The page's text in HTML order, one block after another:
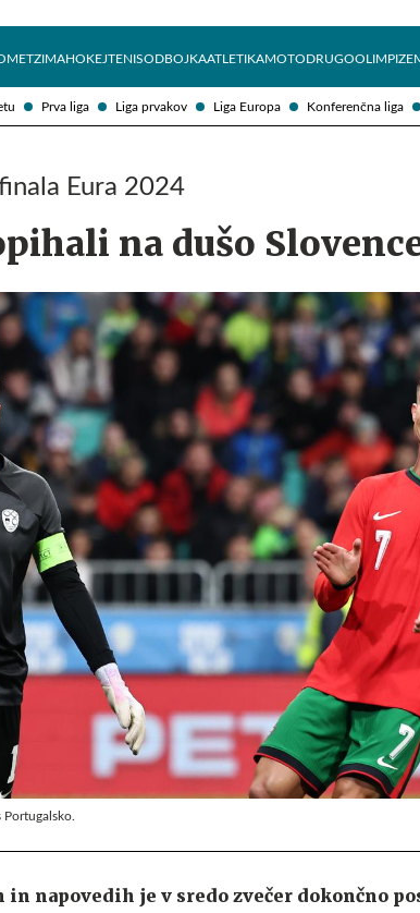
Prva liga Liga prvakov Liga Europa Konferenčna liga
ZIMAHOKEJTENISODBOJKAATLETIKAMOTODRUGO
Eura 2024
na dušo
napovedih je v sredo zvečer dokončno